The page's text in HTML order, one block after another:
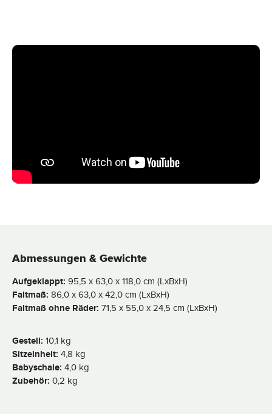
Abmessungen & Gewichte
Aufgeklappt: 95,5 x 63,0 x 118,0 cm (LxBxH)
Faltmaß: 86,0 x 63,0 x 42,0 cm (LxBxH)
Faltmaß ohne Räder: 71,5 x 55,0 x 24,5 cm (LxBxH)
Gestell: 10,1 kg
Sitzeinheit: 4,8 kg
Babyschale: 4,0 kg
Zubehör: 0,2 kg